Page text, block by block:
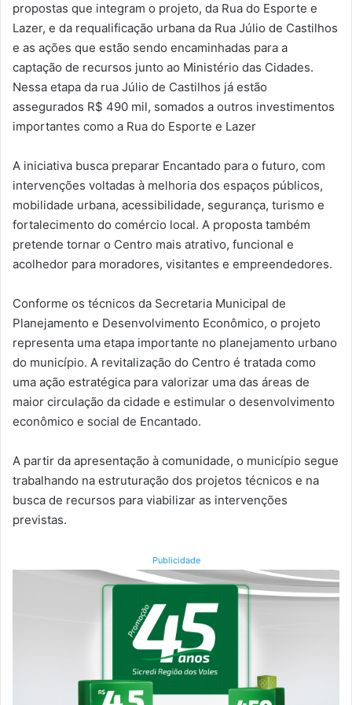
propostas que integram o projeto, da Rua do Esporte e
Lazer, e da requalificação urbana da Rua Júlio de Castilhos
e as ações que estão sendo encaminhadas para a
captação de recursos junto ao Ministério das Cidades.
Nessa etapa da rua Júlio de Castilhos já estão
assegurados R$ 490 mil, somados a outros investimentos
importantes como a Rua do Esporte e Lazer
A iniciativa busca preparar Encantado para o futuro, com
intervenções voltadas à melhoria dos espaços públicos,
mobilidade urbana, acessibilidade, segurança, turismo e
fortalecimento do comércio local. A proposta também
pretende tornar o Centro mais atrativo, funcional e
acolhedor para moradores, visitantes e empreendedores.
Conforme os técnicos da Secretaria Municipal de
Planejamento e Desenvolvimento Econômico, o projeto
representa uma etapa importante no planejamento urbano
do município. A revitalização do Centro é tratada como
uma ação estratégica para valorizar uma das áreas de
maior circulação da cidade e estimular o desenvolvimento
econômico e social de Encantado.
A partir da apresentação à comunidade, o município segue
trabalhando na estruturação dos projetos técnicos e na
busca de recursos para viabilizar as intervenções
previstas.
Publicidade